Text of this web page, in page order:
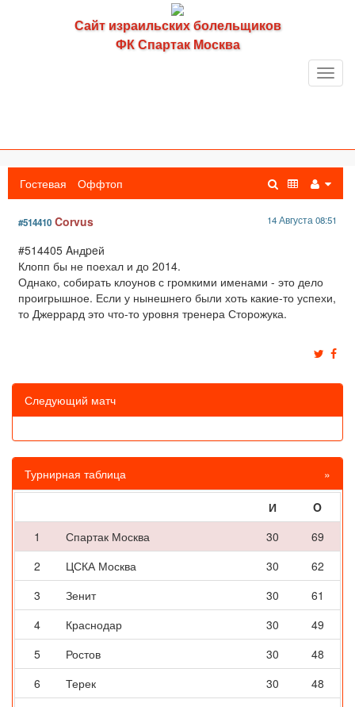
Сайт израильских болельщиков
ФК Спартак Москва
Гостевая Оффтоп
#514410 Corvus 14 Августа 08:51
#514405 Aндpeй
Клопп бы не поехал и до 2014.
Однако, собирать клоунов с громкими именами - это дело
проигрышное. Если у нынешнего были хоть какие-то успехи,
то Джеррард это что-то уровня тренера Сторожука.
Следующий матч
Турнирная таблица »
И
O
1
Спартак Москва 30
69
2
ЦСКА Москва 30
62
3
Зенит 30
61
4
Краснодар 30
49
5
Ростов 30
48
6
Терек 30
48